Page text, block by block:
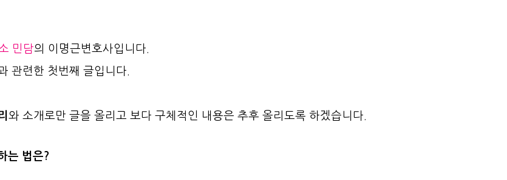
민담의 이명근변호사입니다.
관련한 첫번째 글입니다.
와 소개로만 글을 올리고 보다 구체적인 내용은 추후 올리도록 하겠습니다.
는 법은?